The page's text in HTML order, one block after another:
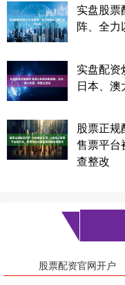
实盘股票
阵、全力
实盘配资
日本、
股票正规
售票平台
查整改
股票配资官网开户